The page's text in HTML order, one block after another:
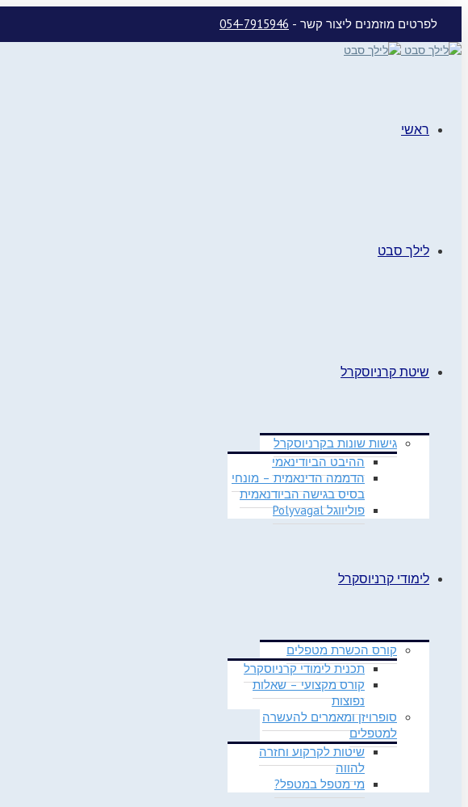
לפרטים מוזמנים ליצור קשר - 054-7915946
ראשי
לילך סבט
שיטת קרניוסקרל
גישות שונות בקרניוסקרל
ההיבט הביודינאמי
הדממה הדינאמית – מונחי
בסיס בגישה הביודנאמית
פוליווגל Polyvagal
לימודי קרניוסקרל
קורס הכשרת מטפלים
תכנית לימודי קרניוסקרל
קורס מקצועי – שאלות
נפוצות
סופרויזן ומאמרים להעשרה
למטפלים
שיטות לקרקוע וחזרה
להווה
מי מטפל במטפל?